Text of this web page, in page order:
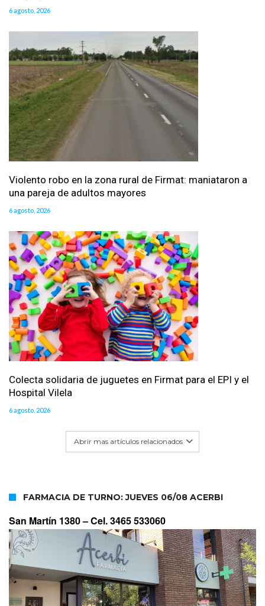
6 agosto, 2026
Violento robo en la zona rural de Firmat: maniataron a
una pareja de adultos mayores
6 agosto, 2026
Colecta solidaria de juguetes en Firmat para el EPI y el
Hospital Vilela
6 agosto, 2026
Abrir mas artículos relacionados
FARMACIA DE TURNO: JUEVES 06/08 ACERBI
San Martín 1380 –Cel. 3465 533060